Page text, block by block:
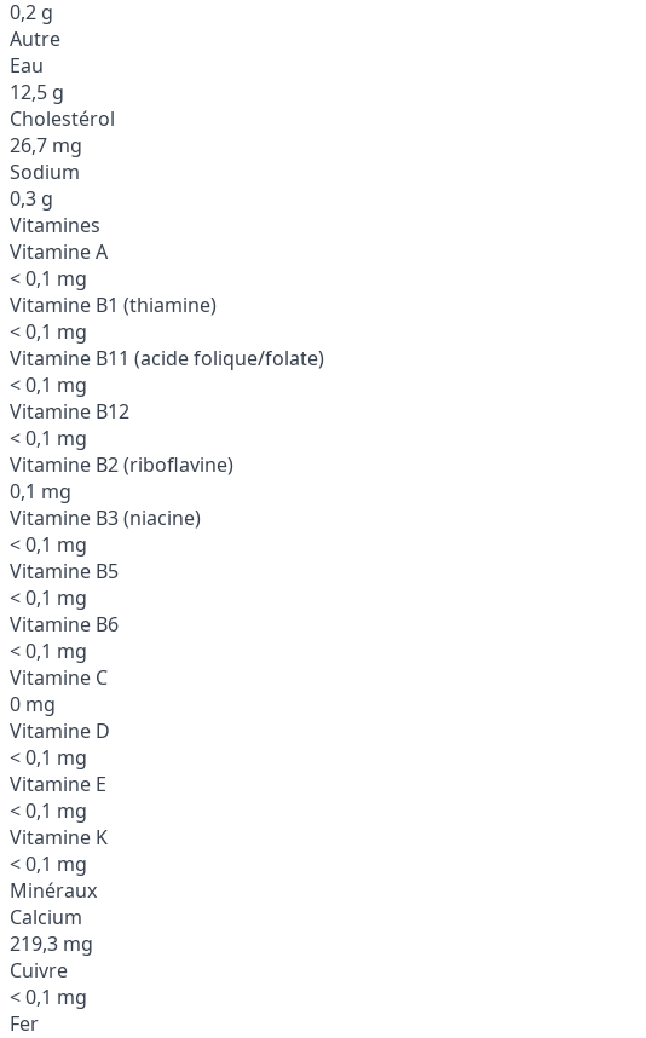
0,2 g
Autre
Eau
12,5 g
Cholestérol
26,7 mg
Sodium
0,3 g
Vitamines
Vitamine A
< 0,1 mg
Vitamine B1 (thiamine)
< 0,1 mg
Vitamine B11 (acide folique/folate)
< 0,1 mg
Vitamine B12
< 0,1 mg
Vitamine B2 (riboflavine)
0,1 mg
Vitamine B3 (niacine)
< 0,1 mg
Vitamine B5
< 0,1 mg
Vitamine B6
< 0,1 mg
Vitamine C
0 mg
Vitamine D
< 0,1 mg
Vitamine E
< 0,1 mg
Vitamine K
< 0,1 mg
Minéraux
Calcium
219,3 mg
Cuivre
< 0,1 mg
Fer